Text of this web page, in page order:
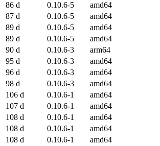
86 d
0.10.6-5 amd64
87 d
0.10.6-5 amd64
89 d
0.10.6-5 amd64
89 d
0.10.6-5 amd64
90 d
0.10.6-3 arm64
95 d
0.10.6-3 amd64
96 d
0.10.6-3 amd64
98 d
0.10.6-3 amd64
106 d
0.10.6-1 amd64
107 d
0.10.6-1 amd64
108 d
0.10.6-1 amd64
108 d
0.10.6-1 amd64
108 d
0.10.6-1 amd64